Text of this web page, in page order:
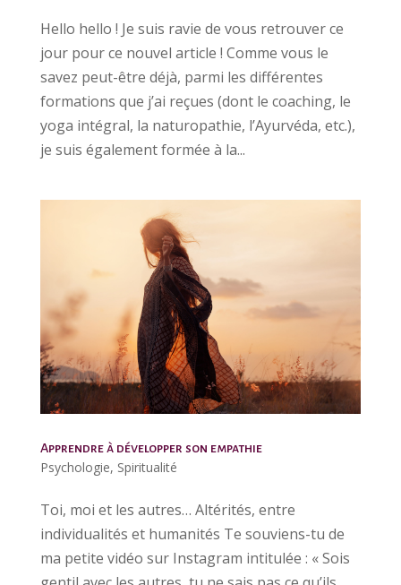
Hello hello ! Je suis ravie de vous retrouver ce
jour pour ce nouvel article ! Comme vous le
savez peut-être déjà, parmi les différentes
formations que j’ai reçues (dont le coaching, le
yoga intégral, la naturopathie, l’Ayurvéda, etc.),
je suis également formée à la...
Apprendre à développer son empathie
Psychologie, Spiritualité
Toi, moi et les autres… Altérités, entre
individualités et humanités Te souviens-tu de
ma petite vidéo sur Instagram intitulée : « Sois